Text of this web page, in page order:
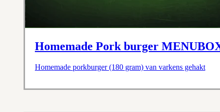
Homemade Pork burger
Homemade porkburger (180 gram) van varkens gehakt